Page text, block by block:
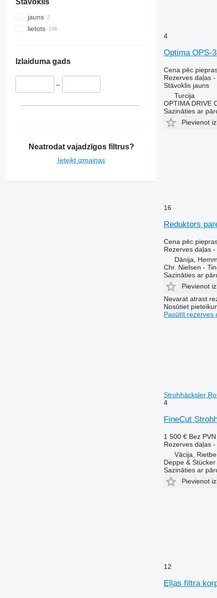
Stāvoklis
jauns
lietots
Izlaiduma gads
–
Neatrodat vajadzīgos filtrus?
Ieteikt izmaiņas
4
Optima OPS-
Cena pēc
Rezerves daļas
Stāvoklisjauns
Turcija
OPTIMA DRIVE
Sazināties ar
Pievienot
16
Reduktors
Cena pēc
Rezerves daļas
Dānija,
Chr. Nielsen -
Sazināties ar
Pievienot
Nevarat atrast
Nosūtiet
Pasūtīt rezerves
Strohhäcksler
4
FineCut
1 500 € Bez PVN
Rezerves daļas
Vācija,
Deppe &
Sazināties ar
Pievienot
12
Eļļas filtra